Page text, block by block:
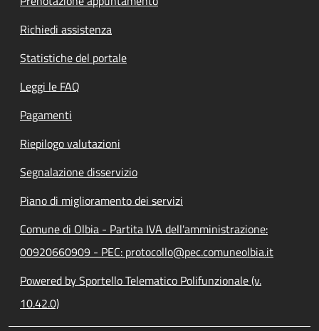
Richiedi assistenza
Statistiche del portale
Leggi le FAQ
Pagamenti
Riepilogo valutazioni
Segnalazione disservizio
Piano di miglioramento dei servizi
Comune di Olbia - Partita IVA dell'amministrazione:
00920660909 - PEC: protocollo@pec.comuneolbia.it
Powered by Sportello Telematico Polifunzionale (v.
10.42.0)